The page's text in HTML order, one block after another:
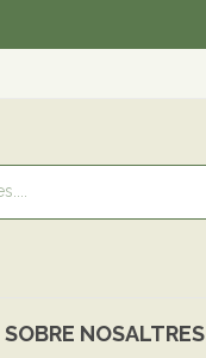
SOBRE NOSALTRES